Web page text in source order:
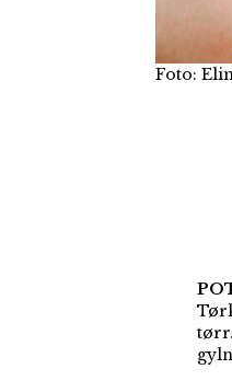
Foto: